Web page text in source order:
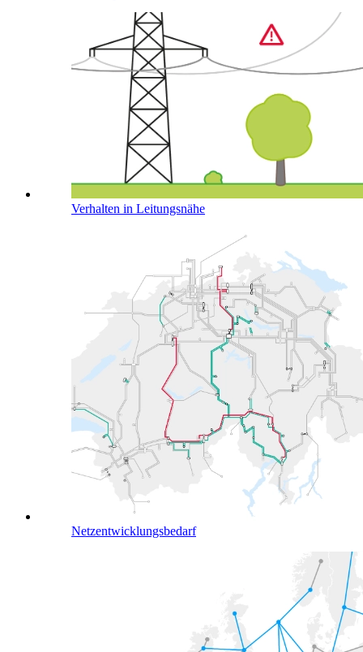
Verhalten in Leitungsnähe
Netzentwicklungsbedarf